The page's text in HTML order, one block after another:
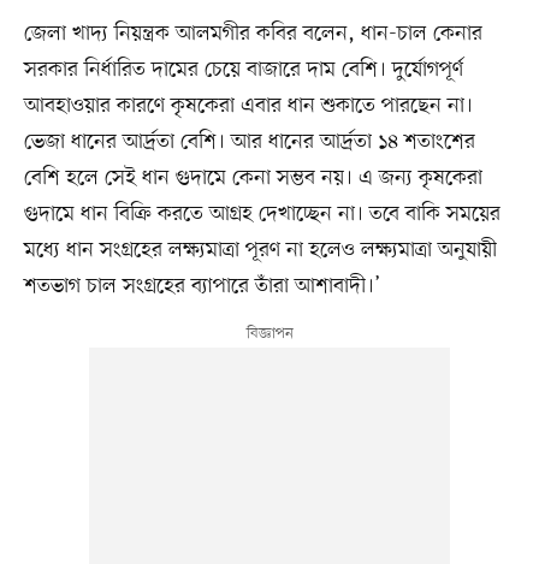
জেলা খাদ্য নিয়ন্ত্রক আলমগীর কবির বলেন, ধান-চাল কেনার
সরকার নির্ধারিত দামের চেয়ে বাজারে দাম বেশি। দুর্যোগপূর্ণ
আবহাওয়ার কারণে কৃষকেরা এবার ধান শুকাতে পারছেন না।
ভেজা ধানের আর্দ্রতা বেশি। আর ধানের আর্দ্রতা ১৪ শতাংশের
বেশি হলে সেই ধান গুদামে কেনা সম্ভব নয়। এ জন্য কৃষকেরা
গুদামে ধান বিক্রি করতে আগ্রহ দেখাচ্ছেন না। তবে বাকি সময়ের
মধ্যে ধান সংগ্রহের লক্ষ্যমাত্রা পূরণ না হলেও লক্ষ্যমাত্রা অনুযায়ী
শতভাগ চাল সংগ্রহের ব্যাপারে তাঁরা আশাবাদী।’